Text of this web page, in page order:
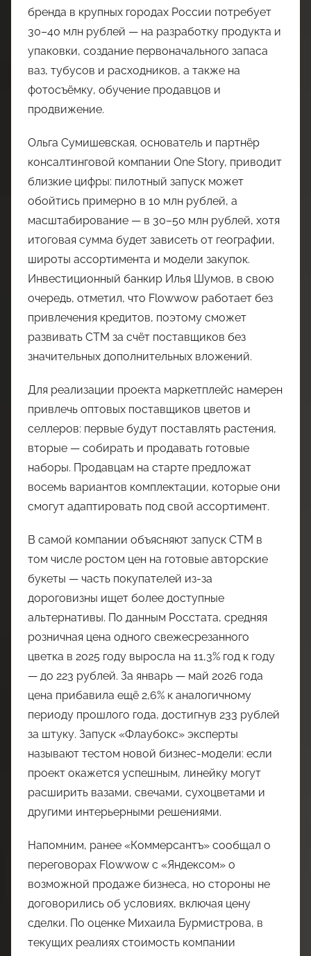
бренда в крупных городах России потребует
30–40 млн рублей — на разработку продукта и
упаковки, создание первоначального запаса
ваз, тубусов и расходников, а также на
фотосъёмку, обучение продавцов и
продвижение.
Ольга Сумишевская, основатель и партнёр
консалтинговой компании One Story, приводит
близкие цифры: пилотный запуск может
обойтись примерно в 10 млн рублей, а
масштабирование — в 30–50 млн рублей, хотя
итоговая сумма будет зависеть от географии,
широты ассортимента и модели закупок.
Инвестиционный банкир Илья Шумов, в свою
очередь, отметил, что Flowwow работает без
привлечения кредитов, поэтому сможет
развивать СТМ за счёт поставщиков без
значительных дополнительных вложений.
Для реализации проекта маркетплейс намерен
привлечь оптовых поставщиков цветов и
селлеров: первые будут поставлять растения,
вторые — собирать и продавать готовые
наборы. Продавцам на старте предложат
восемь вариантов комплектации, которые они
смогут адаптировать под свой ассортимент.
В самой компании объясняют запуск СТМ в
том числе ростом цен на готовые авторские
букеты — часть покупателей из-за
дороговизны ищет более доступные
альтернативы. По данным Росстата, средняя
розничная цена одного свежесрезанного
цветка в 2025 году выросла на 11,3% год к году
— до 223 рублей. За январь — май 2026 года
цена прибавила ещё 2,6% к аналогичному
периоду прошлого года, достигнув 233 рублей
за штуку. Запуск «Флаубокс» эксперты
называют тестом новой бизнес-модели: если
проект окажется успешным, линейку могут
расширить вазами, свечами, сухоцветами и
другими интерьерными решениями.
Напомним, ранее «Коммерсантъ» сообщал о
переговорах Flowwow с «Яндексом» о
возможной продаже бизнеса, но стороны не
договорились об условиях, включая цену
сделки. По оценке Михаила Бурмистрова, в
текущих реалиях стоимость компании